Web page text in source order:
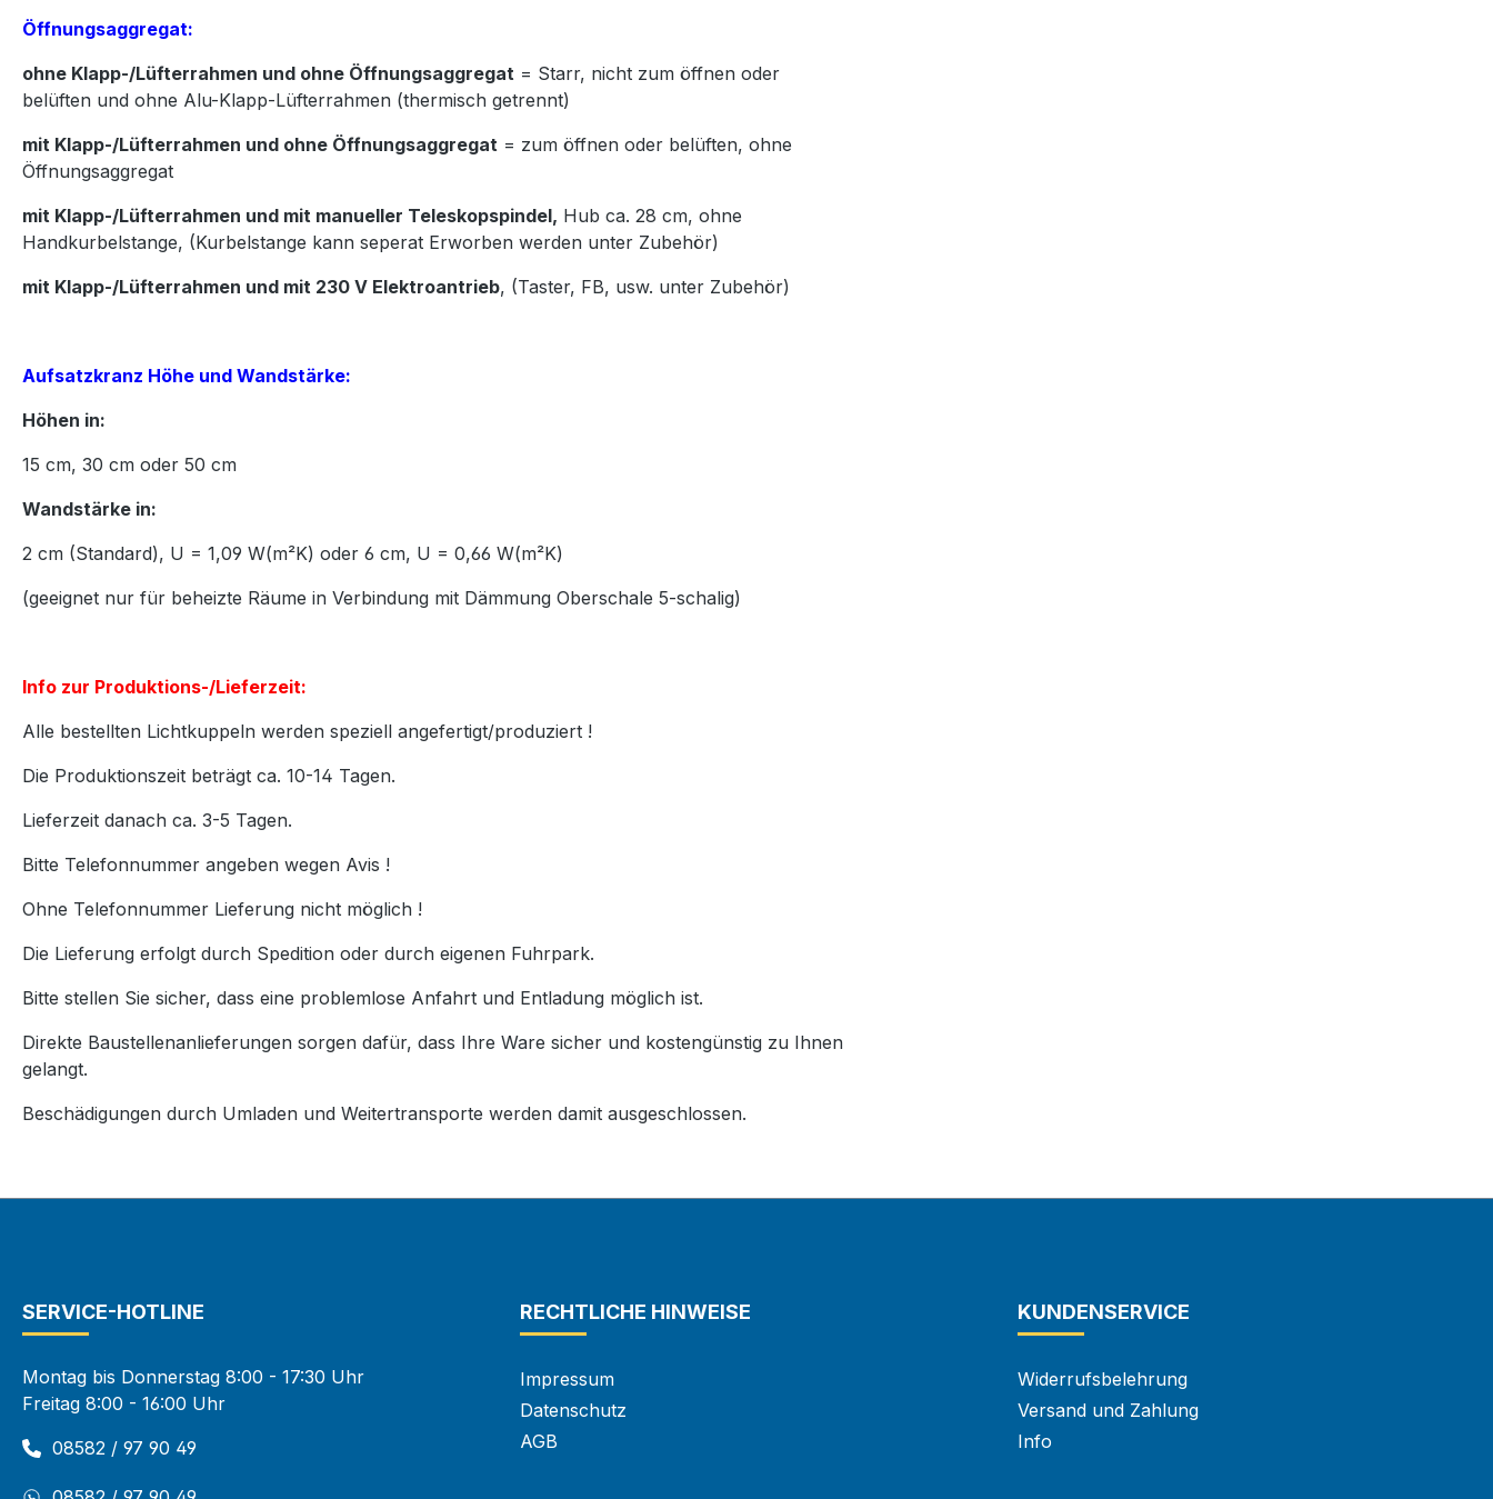
Öffnungsaggregat:
ohne Klapp-/Lüfterrahmen und ohne Öffnungsaggregat = Starr, nicht zum öffnen oder
belüften und ohne Alu-Klapp-Lüfterrahmen (thermisch getrennt)
mit Klapp-/Lüfterrahmen und ohne Öffnungsaggregat = zum öffnen oder belüften, ohne
Öffnungsaggregat
mit Klapp-/Lüfterrahmen und mit manueller Teleskopspindel, Hub ca. 28 cm, ohne
Handkurbelstange, (Kurbelstange kann seperat Erworben werden unter Zubehör)
mit Klapp-/Lüfterrahmen und mit 230 V Elektroantrieb, (Taster, FB, usw. unter Zubehör)
Aufsatzkranz Höhe und Wandstärke:
Höhen in:
15 cm, 30 cm oder 50 cm
Wandstärke in:
2 cm (Standard), U = 1,09 W(m²K) oder 6 cm, U = 0,66 W(m²K)
(geeignet nur für beheizte Räume in Verbindung mit Dämmung Oberschale 5-schalig)
Info zur Produktions-/Lieferzeit:
Alle bestellten Lichtkuppeln werden speziell angefertigt/produziert !
Die Produktionszeit beträgt ca. 10-14 Tagen.
Lieferzeit danach ca. 3-5 Tagen.
Bitte Telefonnummer angeben wegen Avis !
Ohne Telefonnummer Lieferung nicht möglich !
Die Lieferung erfolgt durch Spedition oder durch eigenen Fuhrpark.
Bitte stellen Sie sicher, dass eine problemlose Anfahrt und Entladung möglich ist.
Direkte Baustellenanlieferungen sorgen dafür, dass Ihre Ware sicher und kostengünstig zu Ihnen
gelangt.
Beschädigungen durch Umladen und Weitertransporte werden damit ausgeschlossen.
SERVICE-HOTLINE
Montag bis Donnerstag 8:00 - 17:30 Uhr
Freitag 8:00 - 16:00 Uhr
08582 / 97 90 49
RECHTLICHE HINWEISE
Impressum
Datenschutz
AGB
KUNDENSERVICE
Widerrufsbelehrung
Versand und Zahlung
Info